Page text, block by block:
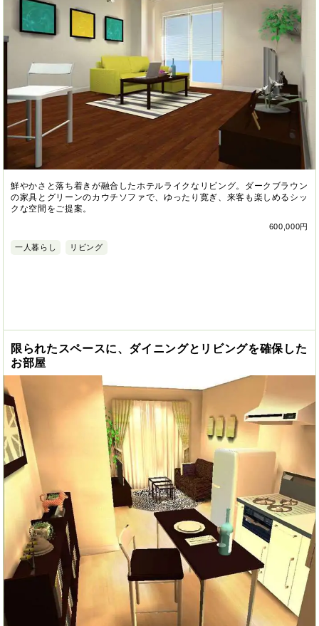
鮮やかさと落ち着きが融合したホテルライクなリビング。ダークブラウン
の家具とグリーンのカウチソファで、ゆったり寛ぎ、来客も楽しめるシッ
クな空間をご提案。
600,000円
一人暮らし リビング
限られたスペースに、ダイニングとリビングを確保した
お部屋